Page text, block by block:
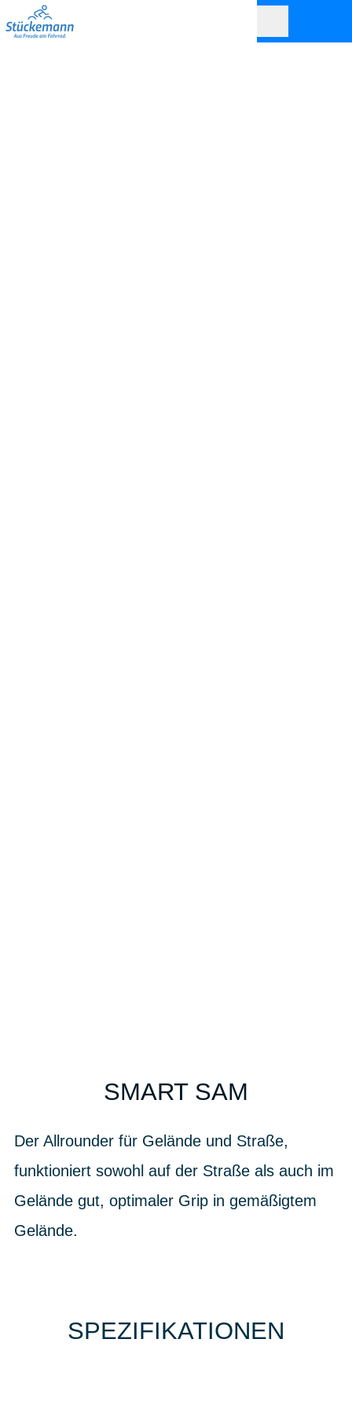
SMART SAM
Der Allrounder für Gelände und Straße,
funktioniert sowohl auf der Straße als auch im
Gelände gut, optimaler Grip in gemäßigtem
Gelände.
SPEZIFIKATIONEN